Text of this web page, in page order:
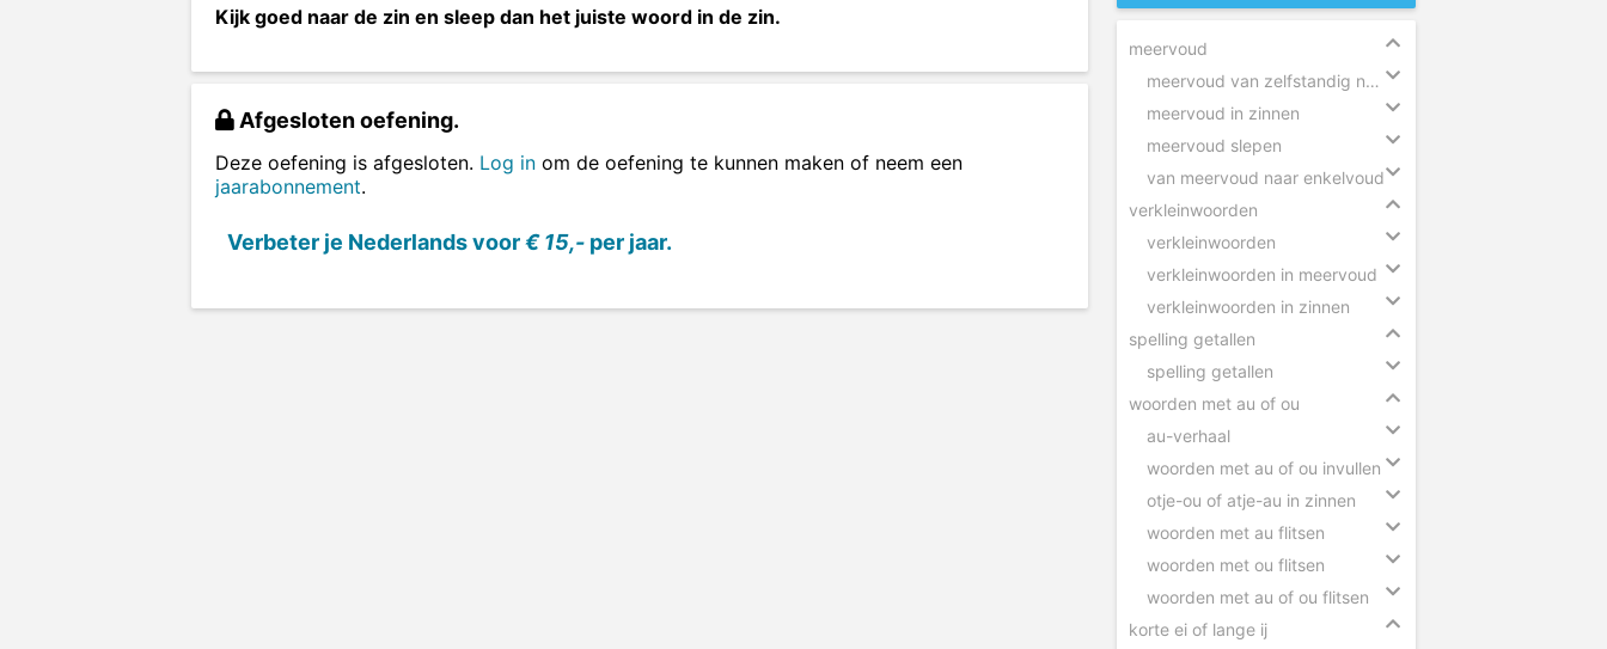
Kijk goed naar de zin en sleep dan het juiste woord in de zin.
Afgesloten oefening.
Deze oefening is afgesloten. Log in om de oefening te kunnen maken of neem een
jaarabonnement.
Verbeter je Nederlands voor€ 15,- per jaar.
meervoud
meervoud van zelfstandig naamwoorden
meervoud in zinnen
meervoud slepen
van meervoud naar enkelvoud
verkleinwoorden
verkleinwoorden
verkleinwoorden in meervoud
verkleinwoorden in zinnen
spelling getallen
spelling getallen
woorden met au of ou
au-verhaal
woorden met au of ou invullen
otje-ou of atje-au in zinnen
woorden met au flitsen
woorden met ou flitsen
woorden met au of ou flitsen
korte ei of lange ij